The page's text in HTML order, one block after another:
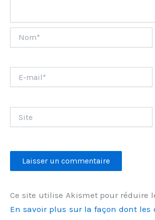
mail*
Ce site utilise Akismet pour réduire
En savoir plus sur la façon dont les